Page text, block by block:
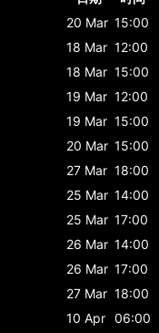
20 Mar 15:00
18 Mar 12:00
18 Mar 15:00
19 Mar 12:00
19 Mar 15:00
20 Mar 15:00
27 Mar 18:00
25 Mar 14:00
25 Mar 17:00
26 Mar 14:00
26 Mar 17:00
27 Mar 18:00
10 Apr 06:00